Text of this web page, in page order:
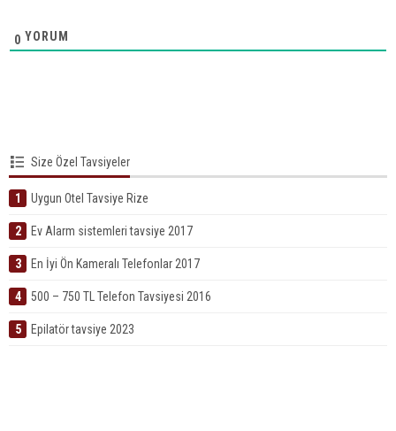
0 YORUM
Size Özel Tavsiyeler
1 Uygun Otel Tavsiye Rize
2 Ev Alarm sistemleri tavsiye 2017
3 En İyi Ön Kameralı Telefonlar 2017
4 500 – 750 TL Telefon Tavsiyesi 2016
5 Epilatör tavsiye 2023